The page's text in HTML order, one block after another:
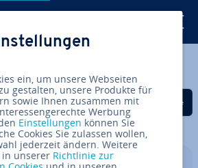
Auf Facebook teilen
Auf Twitter teilen
Auf LinkedIn
ein, um unsere Webseiten
gestalten, unsere Produkte für
sowie Ihnen zusammen mit
Werbung
Einstellungen können Sie
Cookies Sie zulassen wollen,
jederzeit ändern. Weitere
in unserer Richtlinie zur